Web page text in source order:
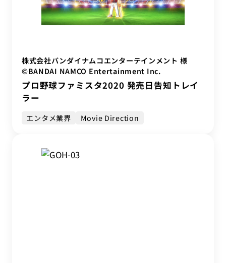
株式会社バンダイナムコエンターテインメント 様
©BANDAI NAMCO Entertainment Inc.
プロ野球ファミスタ2020 発売日告知トレイ
ラー
エンタメ業界 Movie Direction